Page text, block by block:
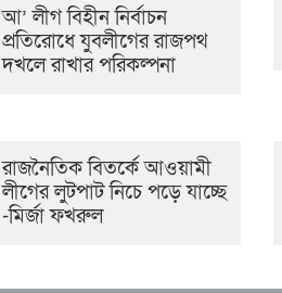
আ’ লীগ বিহীন নির্বাচন
প্রতিরোধে যুবলীগের রাজপথ
দখলে রাখার পরিকল্পনা
রাজনৈতিক বিতর্কে আওয়ামী
লীগের লুটপাট নিচে পড়ে যাচ্ছে
-মির্জা ফখরুল